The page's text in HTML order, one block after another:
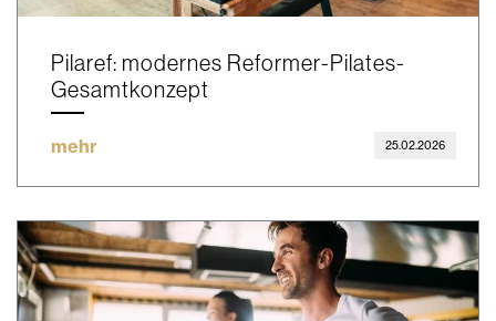
Pilaref: modernes Reformer-Pilates-
Gesamtkonzept
mehr 25.02.2026